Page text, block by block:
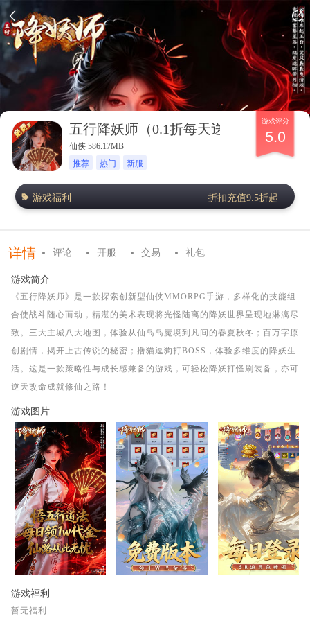
五行降妖师（0.1折每天送1万）
仙侠 586.17MB
推荐 热门 新服
游戏评分
5.0
游戏福利 折扣充值9.5折起
详情 评论 开服 交易 礼包
游戏简介
《五行降妖师》是一款探索创新型仙侠MMORPG手游，多样化的技能组
合使战斗随心而动，精湛的美术表现将光怪陆离的降妖世界呈现地淋漓尽
致。三大主城八大地图，体验从仙岛岛魔境到凡间的春夏秋冬；百万字原
创剧情，揭开上古传说的秘密；撸猫逗狗打BOSS，体验多维度的降妖生
活。这是一款策略性与成长感兼备的游戏，可轻松降妖打怪刷装备，亦可
逆天改命成就修仙之路！
游戏图片
游戏福利
暂无福利